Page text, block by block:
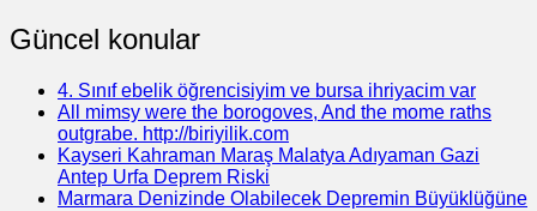
Güncel konular
4. Sınıf ebelik öğrencisiyim ve bursa ihriyacim var
All mimsy were the borogoves, And the mome raths
outgrabe. http://biriyilik.com
Kayseri Kahraman Maraş Malatya Adıyaman Gazi
Antep Urfa Deprem Riski
Marmara Denizinde Olabilecek Depremin Büyüklüğüne